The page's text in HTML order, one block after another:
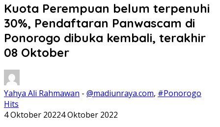
Kuota Perempuan belum terpenuhi
30%, Pendaftaran Panwascam di
Ponorogo dibuka kembali, terakhir
08 Oktober
Yahya Ali Rahmawan - @madiunraya.com, #Ponorogo
Hits
4 Oktober 20224 Oktober 2022